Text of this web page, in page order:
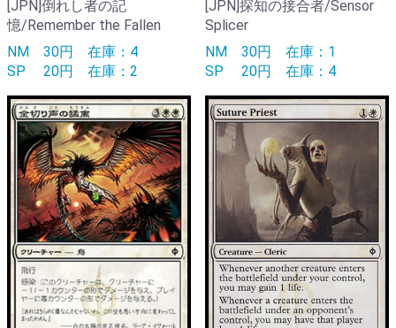
[JPN]倒れし者の記
憶/Remember the Fallen
NM 30円 在庫：4
SP
20円 在庫：2
[JPN]探知の接合者/Sensor
Splicer
NM 30円 在庫：1
SP
20円 在庫：4